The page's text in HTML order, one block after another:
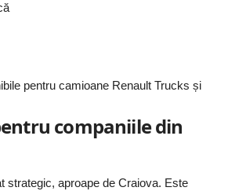
pentru camioane Renault Trucks și
companiile din
strategic, aproape de Craiova. Este